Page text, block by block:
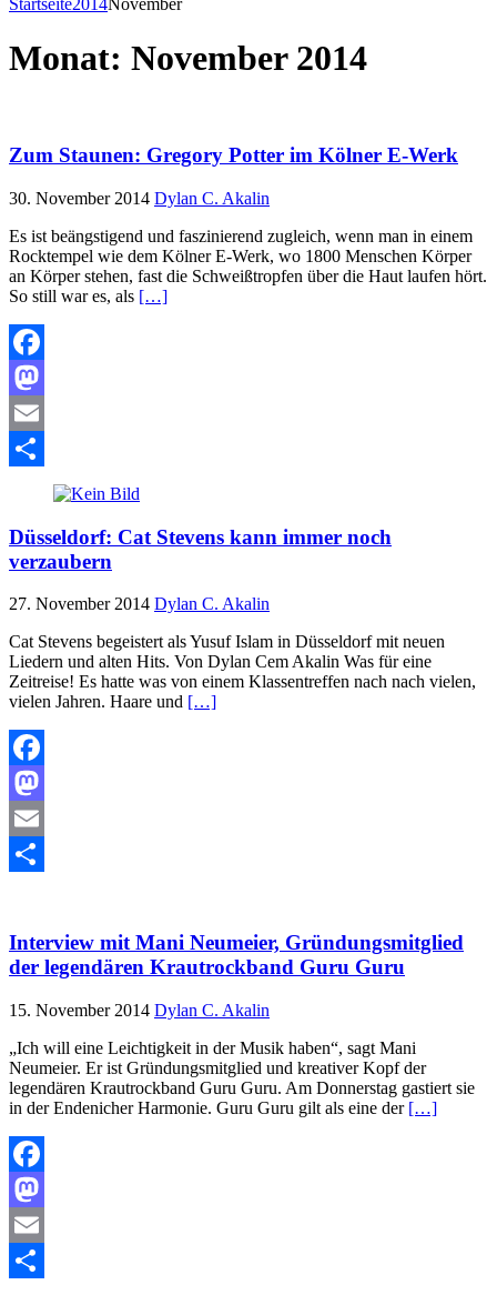
Monat: November 2014
Zum Staunen: Gregory Potter im Kölner E-Werk
30. November 2014 Dylan C. Akalin
Es ist beängstigend und faszinierend zugleich, wenn man in einem
Rocktempel wie dem Kölner E-Werk, wo 1800 Menschen Körper
an Körper stehen, fast die Schweißtropfen über die Haut laufen hört.
So still war es, als […]
Facebook
Mastodon
Email
Düsseldorf: Cat Stevens kann immer noch
verzaubern
27. November 2014 Dylan C. Akalin
Cat Stevens begeistert als Yusuf Islam in Düsseldorf mit neuen
Liedern und alten Hits. Von Dylan Cem Akalin Was für eine
Zeitreise! Es hatte was von einem Klassentreffen nach nach vielen,
vielen Jahren. Haare und […]
Facebook
Mastodon
Email
Interview mit Mani Neumeier, Gründungsmitglied
der legendären Krautrockband Guru Guru
15. November 2014 Dylan C. Akalin
„Ich will eine Leichtigkeit in der Musik haben“, sagt Mani
Neumeier. Er ist Gründungsmitglied und kreativer Kopf der
legendären Krautrockband Guru Guru. Am Donnerstag gastiert sie
in der Endenicher Harmonie. Guru Guru gilt als eine der […]
Facebook
Mastodon
Email